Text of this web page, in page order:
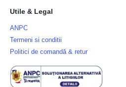
Utile & Legal
ANPC
Termeni si conditii
Politici de comandă & retur